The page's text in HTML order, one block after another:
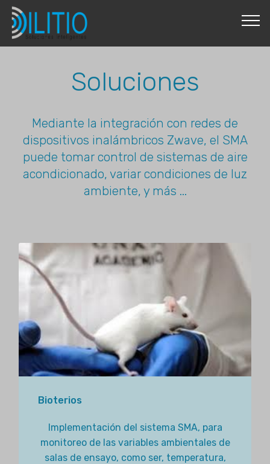
Soluciones
Mediante la integración con redes de
dispositivos inalámbricos Zwave, el SMA
puede tomar control de sistemas de aire
acondicionado, variar condiciones de luz
ambiente, y más ...
Bioterios
Implementación del sistema SMA, para
monitoreo de las variables ambientales de
salas de ensayo, como ser, temperatura,